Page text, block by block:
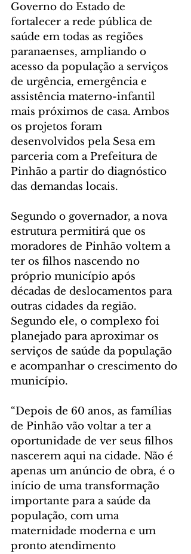
Governo do Estado de
fortalecer a rede pública de
saúde em todas as regiões
paranaenses, ampliando o
acesso da população a serviços
de urgência, emergência e
assistência materno-infantil
mais próximos de casa. Ambos
os projetos foram
desenvolvidos pela Sesa em
parceria com a Prefeitura de
Pinhão a partir do diagnóstico
das demandas locais.
Segundo o governador, a nova
estrutura permitirá que os
moradores de Pinhão voltem a
ter os filhos nascendo no
próprio município após
décadas de deslocamentos para
outras cidades da região.
Segundo ele, o complexo foi
planejado para aproximar os
serviços de saúde da população
e acompanhar o crescimento do
município.
“Depois de 60 anos, as famílias
de Pinhão vão voltar a ter a
oportunidade de ver seus filhos
nascerem aqui na cidade. Não é
apenas um anúncio de obra, é o
início de uma transformação
importante para a saúde da
população, com uma
maternidade moderna e um
pronto atendimento